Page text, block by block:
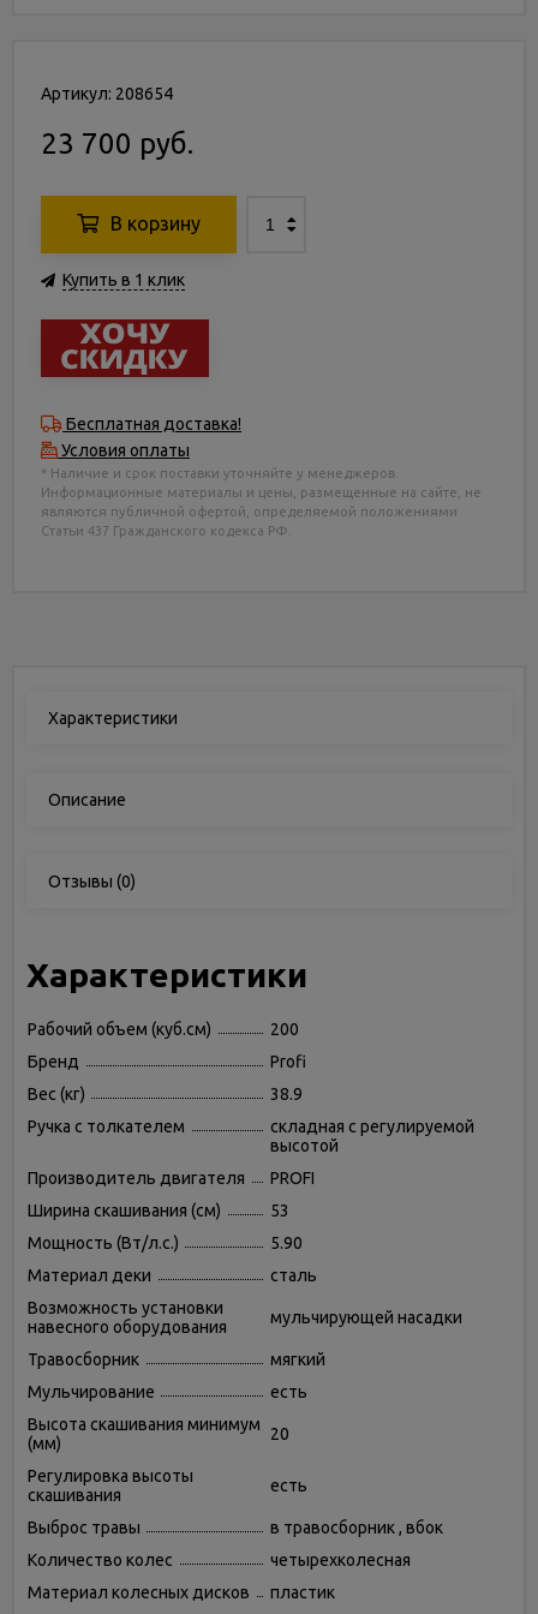
Артикул: 208654
23 700 руб.
В корзину
Купить в 1 клик
Бесплатная доставка!
Условия оплаты
* Наличие и срок поставки уточняйте у менеджеров.
Информационные материалы и цены, размещенные на сайте, не
являются публичной офертой, определяемой положениями
Статьи 437 Гражданского кодекса РФ.
Характеристики
Описание
Отзывы (0)
Характеристики
Рабочий объем (куб.см)
200
Бренд
Profi
Вес (кг)
38.9
Ручка с толкателем
складная с регулируемой
высотой
Производитель двигателя
PROFI
Ширина скашивания (см)
53
Мощность (Вт/л.с.)
5.90
Материал деки
сталь
Возможность установки
навесного оборудования
мульчирующей насадки
Травосборник
мягкий
Мульчирование
есть
Высота скашивания минимум
(мм)
20
Регулировка высоты
скашивания
есть
Выброс травы
в травосборник , вбок
Количество колес
четырехколесная
Материал колесных дисков
пластик